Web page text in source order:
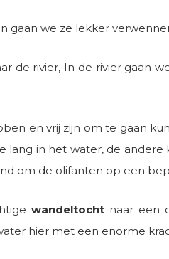
we ze lekker
de rivier, In de rivier gaan
en vrij zijn om te gaan
lang in het water, de
om de olifanten op een
wandeltocht naar een
hier met een enorme